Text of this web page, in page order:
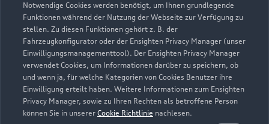
Notwendige Cookies werden benötigt, um Ihnen grundlegende
Funktionen während der Nutzung der Webseite zur Verfügung zu
stellen. Zu diesen Funktionen gehört z. B. der
Fahrzeugkonfigurator oder der Ensighten Privacy Manager (unser
Einwilligungsmanagementtool). Der Ensighten Privacy Manager
verwendet Cookies, um Informationen darüber zu speichern, ob
und wenn ja, für welche Kategorien von Cookies Benutzer ihre
Einwilligung erteilt haben. Weitere Informationen zum Ensighten
Privacy Manager, sowie zu Ihren Rechten als betroffene Person
können Sie in unserer Cookie Richtlinie nachlesen.
Zur Inspektion
Zurück nach oben
Modelle